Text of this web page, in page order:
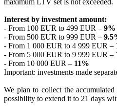
maximum LTV set is not exceeded.
Interest by investment amount:
- From 100 EUR to 499 EUR – 9%
- From 500 EUR to 999 EUR –
- From 1 000 EUR to 4 999 EUR –
- From 5 000 EUR to 9 999 EUR –
- From 10 000 EUR – 11%
Important: investments made
We plan to collect the
possibility to extend it to 21 days